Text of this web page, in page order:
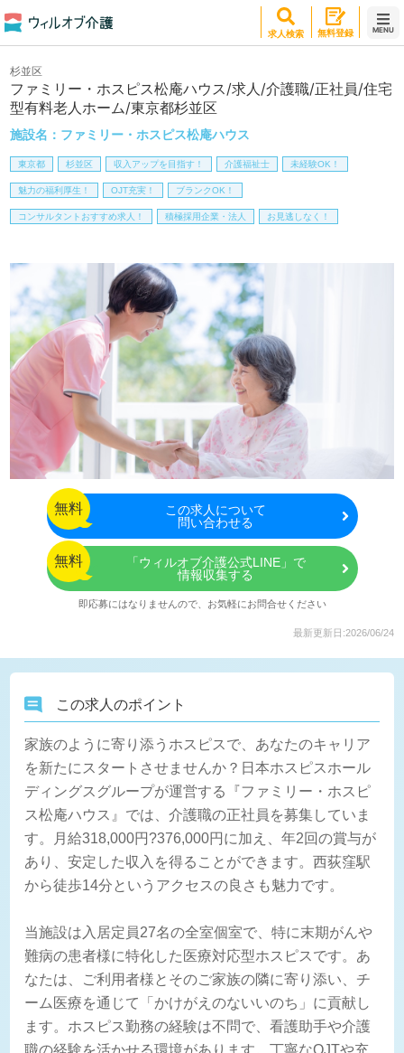
求人検索 無料登録 MENU
ファミリー・ホスピス松庵ハウス/求人/介護職/正社員/住宅
型有料老人ホーム/東京都杉並区
施設名： ファミリー・ホスピス松庵ハウス
杉並区
東京都 杉並区 収入アップを目指す！ 介護福祉士 未経験OK！
魅力の福利厚生！ OJT充実！ ブランクOK！
コンサルタントおすすめ求人！ 積極採用企業・法人 お見逃しなく！
無料 この求人について
問い合わせる
無料
「ウィルオブ介護公式LINE」で
情報収集する
即応募にはなりませんので、お気軽にお問合せください
最新更新日:2026/06/24
この求人のポイント
家族のように寄り添うホスピスで、あなたのキャリア
を新たにスタートさせませんか？日本ホスピスホール
ディングスグループが運営する『ファミリー・ホスピ
ス松庵ハウス』では、介護職の正社員を募集していま
す。月給318,000円?376,000円に加え、年2回の賞与が
あり、安定した収入を得ることができます。西荻窪駅
から徒歩14分というアクセスの良さも魅力です。
当施設は入居定員27名の全室個室で、特に末期がんや
難病の患者様に特化した医療対応型ホスピスです。あ
なたは、ご利用者様とそのご家族の隣に寄り添い、チ
ーム医療を通じて「かけがえのないいのち」に貢献し
ます。ホスピス勤務の経験は不問で、看護助手や介護
職の経験を活かせる環境があります。丁寧なOJTや充